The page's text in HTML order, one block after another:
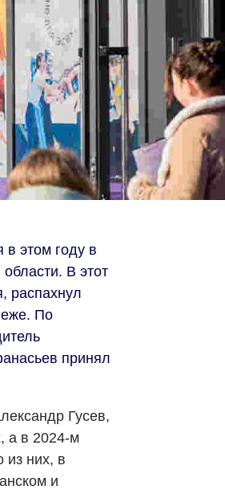
этом году в
В этот
распахнул
По
принял
Гусев,
а в 2024-м
из них, в
и